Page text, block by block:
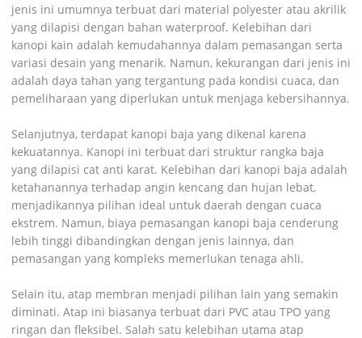
jenis ini umumnya terbuat dari material polyester atau akrilik
yang dilapisi dengan bahan waterproof. Kelebihan dari
kanopi kain adalah kemudahannya dalam pemasangan serta
variasi desain yang menarik. Namun, kekurangan dari jenis ini
adalah daya tahan yang tergantung pada kondisi cuaca, dan
pemeliharaan yang diperlukan untuk menjaga kebersihannya.
Selanjutnya, terdapat kanopi baja yang dikenal karena
kekuatannya. Kanopi ini terbuat dari struktur rangka baja
yang dilapisi cat anti karat. Kelebihan dari kanopi baja adalah
ketahanannya terhadap angin kencang dan hujan lebat,
menjadikannya pilihan ideal untuk daerah dengan cuaca
ekstrem. Namun, biaya pemasangan kanopi baja cenderung
lebih tinggi dibandingkan dengan jenis lainnya, dan
pemasangan yang kompleks memerlukan tenaga ahli.
Selain itu, atap membran menjadi pilihan lain yang semakin
diminati. Atap ini biasanya terbuat dari PVC atau TPO yang
ringan dan fleksibel. Salah satu kelebihan utama atap